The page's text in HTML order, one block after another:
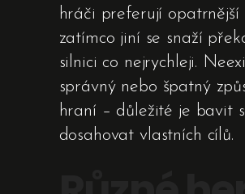
hráči preferují opatrnější
zatímco jiní se snaží
silnici co nejrychleji.
správný nebo špatný
hraní – důležité je bavit
dosahovat vlastních cílů.